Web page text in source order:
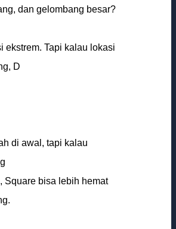
dan gelombang besar?
ekstrem. Tapi kalau lokasi
D
di awal, tapi kalau
Square bisa lebih hemat